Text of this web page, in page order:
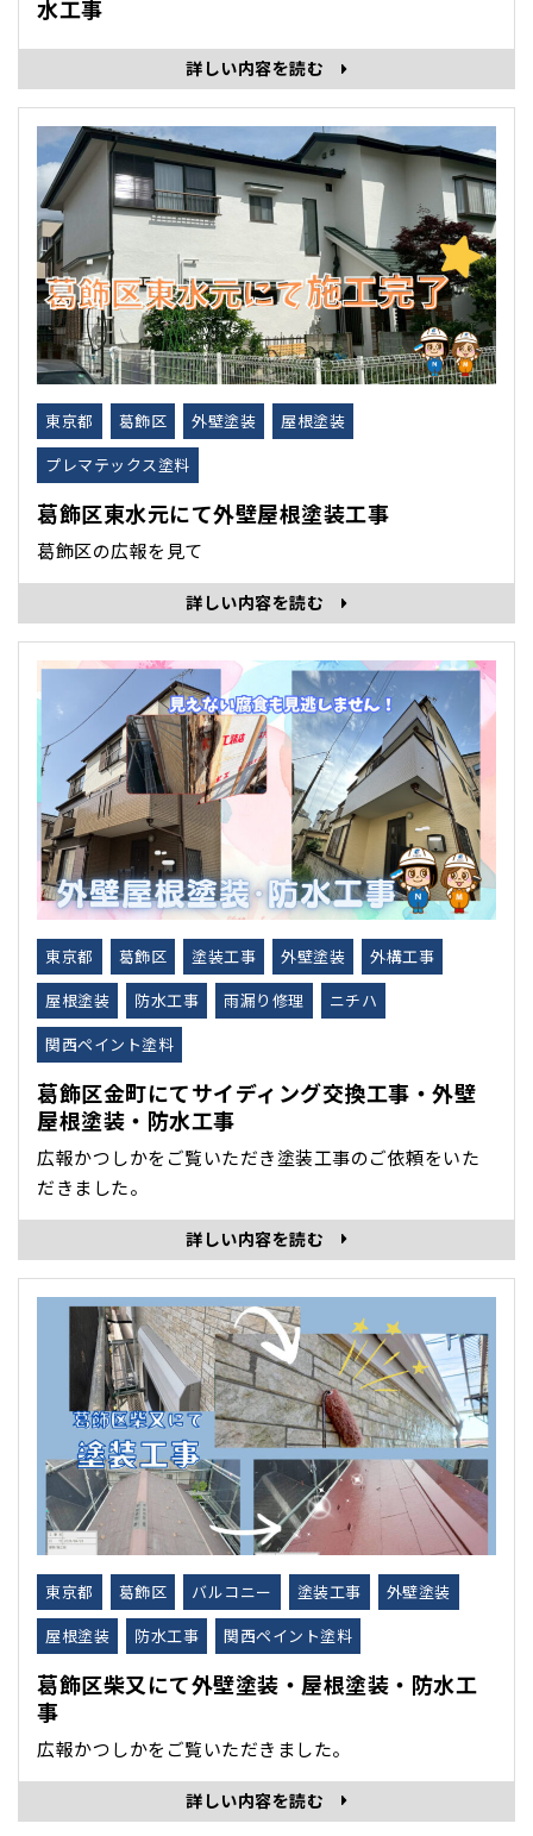
水工事
詳しい内容を読む
東京都 葛飾区 外壁塗装
屋根塗装
プレマテックス塗料
葛飾区東水元にて外壁屋根塗装工事
葛飾区の広報を見て
詳しい内容を読む
東京都 葛飾区 塗装工事 外壁塗装
外構工事
屋根塗装
防水工事 雨漏り修理
ニチハ
関西ペイント塗料
葛飾区金町にてサイディング交換工事・外壁
屋根塗装・防水工事
広報かつしかをご覧いただき塗装工事のご依頼をいた
だきました。
詳しい内容を読む
東京都 葛飾区 バルコニー 塗装工事
外壁塗装
屋根塗装
防水工事 関西ペイント塗料
葛飾区柴又にて外壁塗装・屋根塗装・防水工
事
広報かつしかをご覧いただきました。
詳しい内容を読む